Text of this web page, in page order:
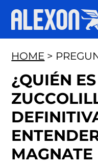
HOME >
¿QUIÉN
MAGNATE